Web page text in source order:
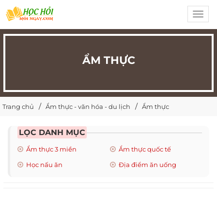
ẨM THỰC
Trang chủ Ẩm thực - văn hóa - du lịch Ẩm thực
LỌC DANH MỤC
Ẩm thực 3 miền
Ẩm thực quốc tế
Học nấu ăn
Địa điểm ăn uống